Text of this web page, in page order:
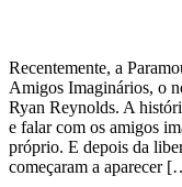
Recentemente, a
Amigos Imaginários, o
Ryan Reynolds. A
e falar com os amigos
próprio. E depois da
começaram a aparecer